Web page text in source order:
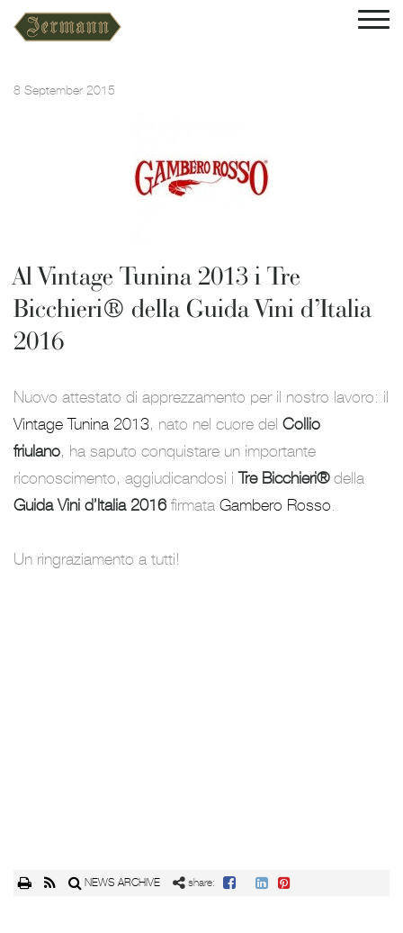
8 September 2015
Al Vintage Tunina 2013 i Tre
Bicchieri® della Guida Vini d’Italia
2016
Nuovo attestato di apprezzamento per il nostro lavoro: il
Vintage Tunina 2013, nato nel cuore del Collio
friulano, ha saputo conquistare un importante
riconoscimento, aggiudicandosi iTre Bicchieri®della
Guida Vini d’Italia 2016 firmata Gambero Rosso
Un ringraziamento a tutti!
NEWS ARCHIVE share: